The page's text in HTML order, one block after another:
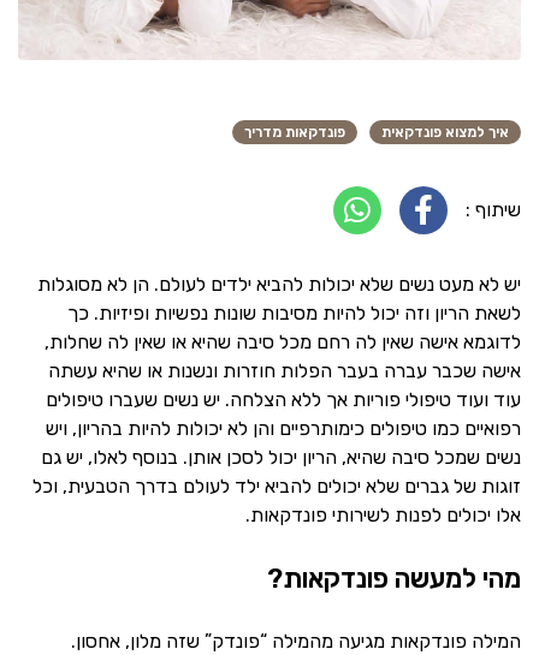
איך למצוא פונדקאית פונדקאות מדריך
שיתוף :
יש לא מעט נשים שלא יכולות להביא ילדים לעולם. הן לא מסוגלות
לשאת הריון וזה יכול להיות מסיבות שונות נפשיות ופיזיות. כך
לדוגמא אישה שאין לה רחם מכל סיבה שהיא או שאין לה שחלות,
אישה שכבר עברה בעבר הפלות חוזרות ונשנות או שהיא עשתה
עוד ועוד טיפולי פוריות אך ללא הצלחה. יש נשים שעברו טיפולים
רפואיים כמו טיפולים כימותרפיים והן לא יכולות להיות בהריון, ויש
נשים שמכל סיבה שהיא, הריון יכול לסכן אותן. בנוסף לאלו, יש גם
זוגות של גברים שלא יכולים להביא ילד לעולם בדרך הטבעית, וכל
אלו יכולים לפנות לשירותי פונדקאות.
מהי למעשה פונדקאות?
המילה פונדקאות מגיעה מהמילה “פונדק” שזה מלון, אחסון.